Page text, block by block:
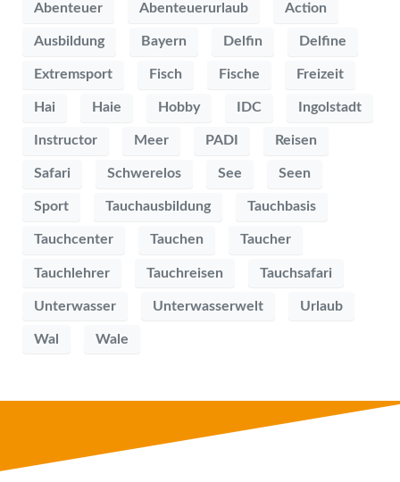
Abenteuer Abenteuerurlaub Action
Ausbildung Bayern Delfin Delfine
Extremsport Fisch Fische Freizeit
Hai Haie Hobby IDC Ingolstadt
Instructor Meer PADI Reisen
Safari Schwerelos See Seen
Sport Tauchausbildung Tauchbasis
Tauchcenter Tauchen Taucher
Tauchlehrer Tauchreisen Tauchsafari
Unterwasser Unterwasserwelt Urlaub
Wal Wale